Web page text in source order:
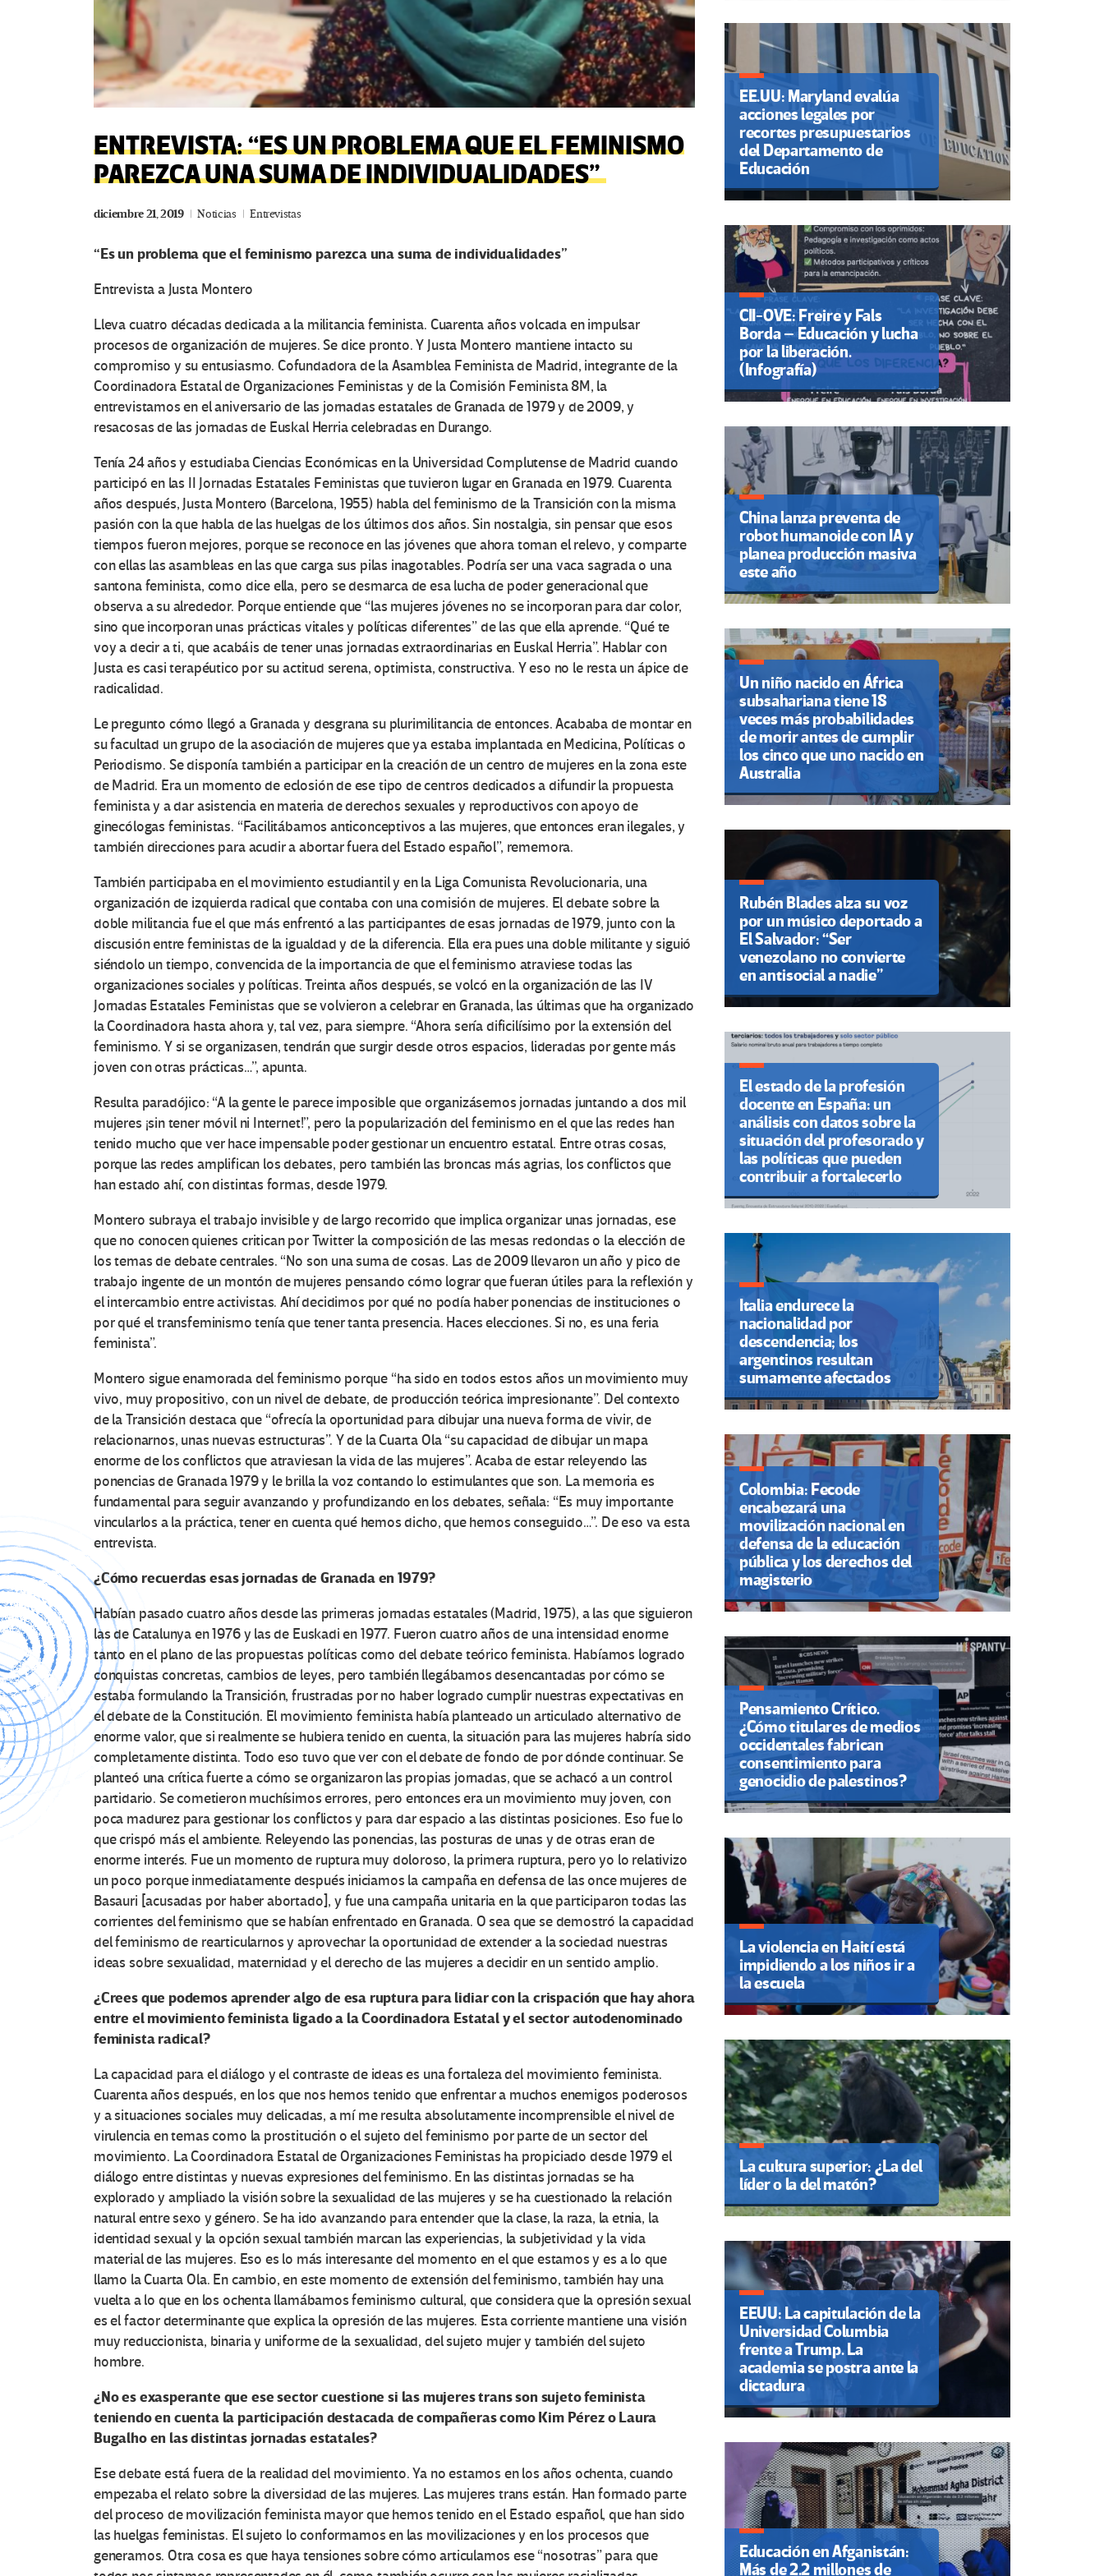
ENTREVISTA: “ES UN PROBLEMA QUE EL FEMINISMO
PAREZCA UNA SUMA DE INDIVIDUALIDADES”
diciembre 21, 2019 Noticias Entrevistas
“Es un problema que el feminismo parezca una suma de individualidades”
Entrevista a Justa Montero
Lleva cuatro décadas dedicada a la militancia feminista. Cuarenta años volcada en impulsar
procesos de organización de mujeres. Se dice pronto. Y Justa Montero mantiene intacto su
compromiso y su entusiasmo. Cofundadora de la Asamblea Feminista de Madrid, integrante de la
Coordinadora Estatal de Organizaciones Feministas y de la Comisión Feminista 8M, la
entrevistamos en el aniversario de las jornadas estatales de Granada de 1979 y de 2009, y
resacosas de las jornadas de Euskal Herria celebradas en Durango.
Tenía 24 años y estudiaba Ciencias Económicas en la Universidad Complutense de Madrid cuando
participó en las II Jornadas Estatales Feministas que tuvieron lugar en Granada en 1979. Cuarenta
años después, Justa Montero (Barcelona, 1955) habla del feminismo de la Transición con la misma
pasión con la que habla de las huelgas de los últimos dos años. Sin nostalgia, sin pensar que esos
tiempos fueron mejores, porque se reconoce en las jóvenes que ahora toman el relevo, y comparte
con ellas las asambleas en las que carga sus pilas inagotables. Podría ser una vaca sagrada o una
santona feminista, como dice ella, pero se desmarca de esa lucha de poder generacional que
observa a su alrededor. Porque entiende que “las mujeres jóvenes no se incorporan para dar color,
sino que incorporan unas prácticas vitales y políticas diferentes” de las que ella aprende. “Qué te
voy a decir a ti, que acabáis de tener unas jornadas extraordinarias en Euskal Herria”. Hablar con
Justa es casi terapéutico por su actitud serena, optimista, constructiva. Y eso no le resta un ápice de
radicalidad.
Le pregunto cómo llegó a Granada y desgrana su plurimilitancia de entonces. Acababa de montar en
su facultad un grupo de la asociación de mujeres que ya estaba implantada en Medicina, Políticas o
Periodismo. Se disponía también a participar en la creación de un centro de mujeres en la zona este
de Madrid. Era un momento de eclosión de ese tipo de centros dedicados a difundir la propuesta
feminista y a dar asistencia en materia de derechos sexuales y reproductivos con apoyo de
ginecólogas feministas. “Facilitábamos anticonceptivos a las mujeres, que entonces eran ilegales, y
también direcciones para acudir a abortar fuera del Estado español”, rememora.
También participaba en el movimiento estudiantil y en la Liga Comunista Revolucionaria, una
organización de izquierda radical que contaba con una comisión de mujeres. El debate sobre la
doble militancia fue el que más enfrentó a las participantes de esas jornadas de 1979, junto con la
discusión entre feministas de la igualdad y de la diferencia. Ella era pues una doble militante y siguió
siéndolo un tiempo, convencida de la importancia de que el feminismo atraviese todas las
organizaciones sociales y políticas. Treinta años después, se volcó en la organización de las IV
Jornadas Estatales Feministas que se volvieron a celebrar en Granada, las últimas que ha organizado
la Coordinadora hasta ahora y, tal vez, para siempre. “Ahora sería dificilísimo por la extensión del
feminismo. Y si se organizasen, tendrán que surgir desde otros espacios, lideradas por gente más
joven con otras prácticas…”, apunta.
Resulta paradójico: “A la gente le parece imposible que organizásemos jornadas juntando a dos mil
mujeres ¡sin tener móvil ni Internet!”, pero la popularización del feminismo en el que las redes han
tenido mucho que ver hace impensable poder gestionar un encuentro estatal. Entre otras cosas,
porque las redes amplifican los debates, pero también las broncas más agrias, los conflictos que
han estado ahí, con distintas formas, desde 1979.
Montero subraya el trabajo invisible y de largo recorrido que implica organizar unas jornadas, ese
que no conocen quienes critican por Twitter la composición de las mesas redondas o la elección de
los temas de debate centrales. “No son una suma de cosas. Las de 2009 llevaron un año y pico de
trabajo ingente de un montón de mujeres pensando cómo lograr que fueran útiles para la reflexión y
el intercambio entre activistas. Ahí decidimos por qué no podía haber ponencias de instituciones o
por qué el transfeminismo tenía que tener tanta presencia. Haces elecciones. Si no, es una feria
feminista”.
Montero sigue enamorada del feminismo porque “ha sido en todos estos años un movimiento muy
vivo, muy propositivo, con un nivel de debate, de producción teórica impresionante”. Del contexto
de la Transición destaca que “ofrecía la oportunidad para dibujar una nueva forma de vivir, de
relacionarnos, unas nuevas estructuras”. Y de la Cuarta Ola “su capacidad de dibujar un mapa
enorme de los conflictos que atraviesan la vida de las mujeres”. Acaba de estar releyendo las
ponencias de Granada 1979 y le brilla la voz contando lo estimulantes que son. La memoria es
fundamental para seguir avanzando y profundizando en los debates, señala: “Es muy importante
vincularlos a la práctica, tener en cuenta qué hemos dicho, que hemos conseguido…”. De eso va esta
entrevista.
¿Cómo recuerdas esas jornadas de Granada en 1979?
Habían pasado cuatro años desde las primeras jornadas estatales (Madrid, 1975), a las que siguieron
las de Catalunya en 1976 y las de Euskadi en 1977. Fueron cuatro años de una intensidad enorme
tanto en el plano de las propuestas políticas como del debate teórico feminista. Habíamos logrado
conquistas concretas, cambios de leyes, pero también llegábamos desencantadas por cómo se
estaba formulando la Transición, frustradas por no haber logrado cumplir nuestras expectativas en
el debate de la Constitución. El movimiento feminista había planteado un articulado alternativo de
enorme valor, que si realmente se hubiera tenido en cuenta, la situación para las mujeres habría sido
completamente distinta. Todo eso tuvo que ver con el debate de fondo de por dónde continuar. Se
planteó una crítica fuerte a cómo se organizaron las propias jornadas, que se achacó a un control
partidario. Se cometieron muchísimos errores, pero entonces era un movimiento muy joven, con
poca madurez para gestionar los conflictos y para dar espacio a las distintas posiciones. Eso fue lo
que crispó más el ambiente. Releyendo las ponencias, las posturas de unas y de otras eran de
enorme interés. Fue un momento de ruptura muy doloroso, la primera ruptura, pero yo lo relativizo
un poco porque inmediatamente después iniciamos la campaña en defensa de las once mujeres de
Basauri [acusadas por haber abortado], y fue una campaña unitaria en la que participaron todas las
corrientes del feminismo que se habían enfrentado en Granada. O sea que se demostró la capacidad
del feminismo de rearticularnos y aprovechar la oportunidad de extender a la sociedad nuestras
ideas sobre sexualidad, maternidad y el derecho de las mujeres a decidir en un sentido amplio.
¿Crees que podemos aprender algo de esa ruptura para lidiar con la crispación que hay ahora
entre el movimiento feminista ligado a la Coordinadora Estatal y el sector autodenominado
feminista radical?
La capacidad para el diálogo y el contraste de ideas es una fortaleza del movimiento feminista.
Cuarenta años después, en los que nos hemos tenido que enfrentar a muchos enemigos poderosos
y a situaciones sociales muy delicadas, a mí me resulta absolutamente incomprensible el nivel de
virulencia en temas como la prostitución o el sujeto del feminismo por parte de un sector del
movimiento. La Coordinadora Estatal de Organizaciones Feministas ha propiciado desde 1979 el
diálogo entre distintas y nuevas expresiones del feminismo. En las distintas jornadas se ha
explorado y ampliado la visión sobre la sexualidad de las mujeres y se ha cuestionado la relación
natural entre sexo y género. Se ha ido avanzando para entender que la clase, la raza, la etnia, la
identidad sexual y la opción sexual también marcan las experiencias, la subjetividad y la vida
material de las mujeres. Eso es lo más interesante del momento en el que estamos y es a lo que
llamo la Cuarta Ola. En cambio, en este momento de extensión del feminismo, también hay una
vuelta a lo que en los ochenta llamábamos feminismo cultural, que considera que la opresión sexual
es el factor determinante que explica la opresión de las mujeres. Esta corriente mantiene una visión
muy reduccionista, binaria y uniforme de la sexualidad, del sujeto mujer y también del sujeto
hombre.
¿No es exasperante que ese sector cuestione si las mujeres trans son sujeto feminista
teniendo en cuenta la participación destacada de compañeras como Kim Pérez o Laura
Bugalho en las distintas jornadas estatales?
Ese debate está fuera de la realidad del movimiento. Ya no estamos en los años ochenta, cuando
empezaba el relato sobre la diversidad de las mujeres. Las mujeres trans están. Han formado parte
del proceso de movilización feminista mayor que hemos tenido en el Estado español, que han sido
las huelgas feministas. El sujeto lo conformamos en las movilizaciones y en los procesos que
generamos. Otra cosa es que haya tensiones sobre cómo articulamos ese “nosotras” para que
EE.UU: Maryland evalúa
acciones legales por
recortes presupuestarios
del Departamento de
Educación
CII-OVE: Freire y Fals
Borda – Educación y lucha
por la liberación.
(Infografía)
China lanza preventa de
robot humanoide con IA y
planea producción masiva
este año
Un niño nacido en África
subsahariana tiene 18
veces más probabilidades
de morir antes de cumplir
los cinco que uno nacido en
Australia
Rubén Blades alza su voz
por un músico deportado a
El Salvador: “Ser
venezolano no convierte
en antisocial a nadie”
El estado de la profesión
docente en España: un
análisis con datos sobre la
situación del profesorado y
las políticas que pueden
contribuir a fortalecerlo
Italia endurece la
nacionalidad por
descendencia; los
argentinos resultan
sumamente afectados
Colombia: Fecode
encabezará una
movilización nacional en
defensa de la educación
pública y los derechos del
magisterio
Pensamiento Crítico.
¿Cómo titulares de medios
occidentales fabrican
consentimiento para
genocidio de palestinos?
La violencia en Haití está
impidiendo a los niños ir a
la escuela
La cultura superior: ¿La del
líder o la del matón?
EEUU: La capitulación de la
Universidad Columbia
frente a Trump. La
academia se postra ante la
dictadura
Educación en Afganistán:
Más de 2.2 millones de